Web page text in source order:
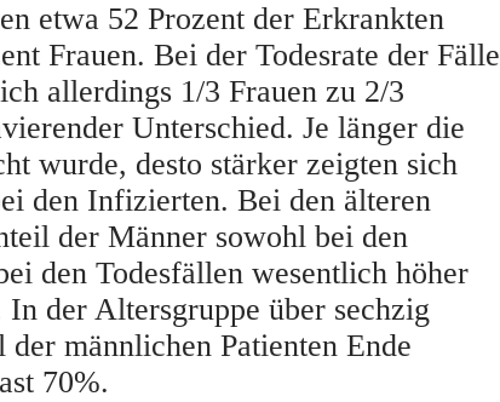
etwa 52 Prozent der Erkrankten
Frauen. Bei der Todesrate der Fälle
allerdings 1/3 Frauen zu 2/3
Unterschied. Je länger die
wurde, desto stärker zeigten sich
den Infizierten. Bei den älteren
der Männer sowohl bei den
den Todesfällen wesentlich höher
In der Altersgruppe über sechzig
männlichen Patienten Ende
70%.